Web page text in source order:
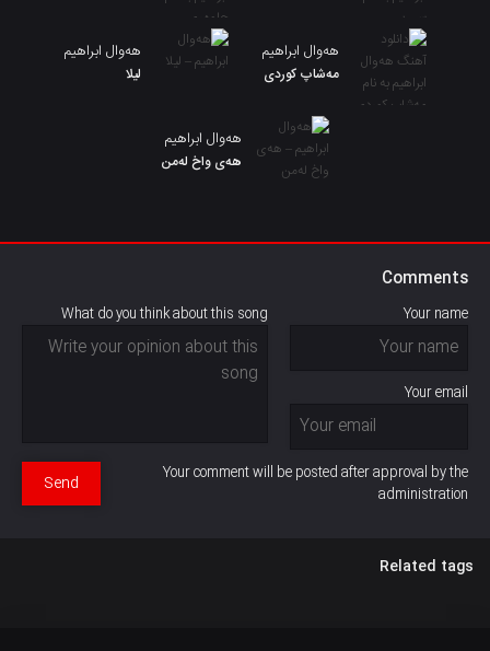
هەوال ابراهیم
مەشاپ کوردی
هەوال ابراهیم
لیلا
هەوال ابراهیم
هەی واخ لەمن
Comments
Your name
Your email
What do you think about this song
Your comment will be posted after approval by the
administration
Send
Related tags